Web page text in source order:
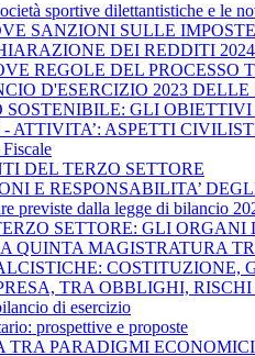
sportive dilettantistiche e le
SANZIONI SULLE
DEI REDDITI 2024
REGOLE DEL PROCESSO
D'ESERCIZIO 2023
SOSTENIBILE: GLI
- ATTIVITA’: ASPETTI
DEL TERZO SETTORE
E RESPONSABILITA’
previste dalla legge di bilancio
SETTORE: GLI
QUINTA MAGISTRATURA
TRA OBBLIGHI,
di esercizio
prospettive e proposte
TRA PARADIGMI